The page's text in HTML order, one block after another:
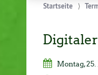
Startseite ⟩
Montag,